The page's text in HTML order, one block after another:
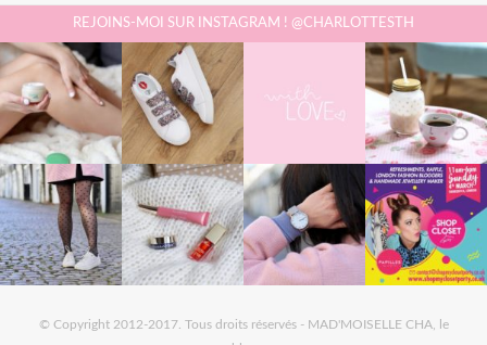
REJOINS-MOI SUR INSTAGRAM ! @CHARLOTTESTH
© Copyright 2012-2017. Tous droits réservés - MAD'MOISELLE CHA, le